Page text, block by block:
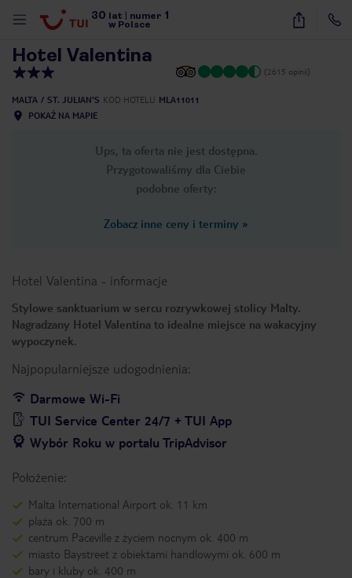
30 lat numer 1
w Polsce
28
Hotel Valentina
(2615 opinii)
MALTA ST. JULIAN'S KOD HOTELU MLA11011
POKAŻ NA MAPIE
Ups, ta oferta nie jest dostępna.
Przygotowaliśmy dla Ciebie
podobne oferty:
Zobacz inne ceny i terminy »
Hotel Valentina - informacje
Stylowe sanktuarium w sercu rozrywkowej stolicy Malty.
Nagradzany Hotel Valentina to idealne miejsce na wakacyjny
wypoczynek.
Najpopularniejsze udogodnienia:
Darmowe Wi-Fi
TUI Service Center 24/7 + TUI App
Wybór Roku w portalu TripAdvisor
Położenie:
Malta International Airport ok. 11 km
plaża ok. 700 m
centrum Paceville z życiem nocnym ok. 400 m
miasto Baystreet z obiektami handlowymi ok. 600 m
bary i kluby ok. 400 m